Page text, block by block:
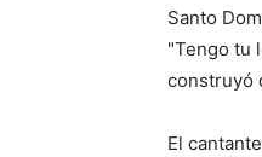
Santo
"Tengo tu
construyó
El